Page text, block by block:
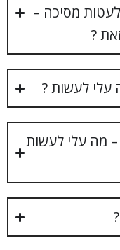
מסיכה –
?
עלי לעשות ?
מה עלי לעשות